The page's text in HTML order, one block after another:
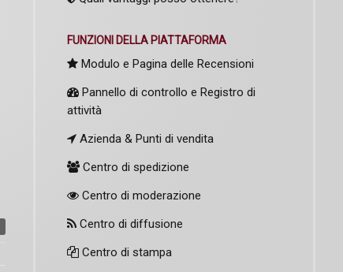
FUNZIONI DELLA PIATTAFORMA
Modulo e Pagina delle Recensioni
Pannello di controllo e Registro di
attività
Azienda & Punti di vendita
Centro di spedizione
Centro di moderazione
Centro di diffusione
Centro di stampa